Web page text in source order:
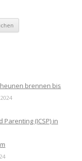
brennen bis
(ICSP) in